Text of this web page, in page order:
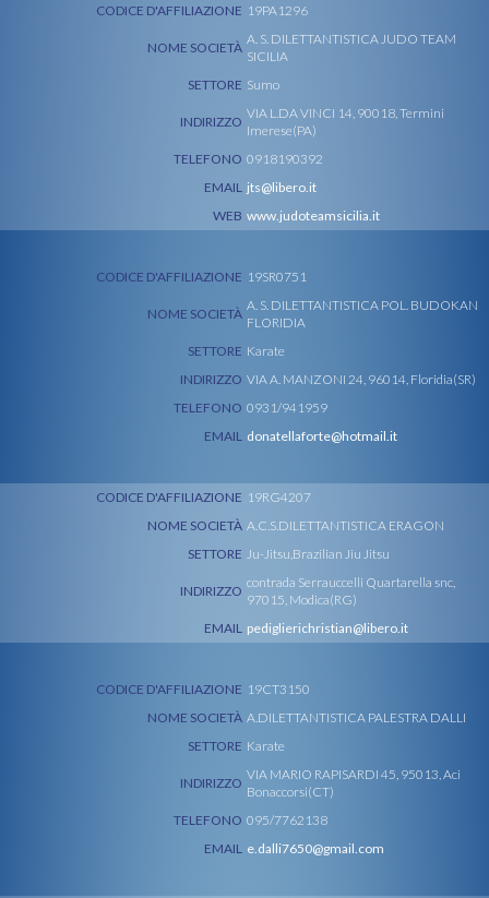
CODICE D'AFFILIAZIONE 19PA1296
NOME SOCIETÀ
A. S. DILETTANTISTICA JUDO TEAM
SICILIA
SETTORE Sumo
INDIRIZZO
VIA L.DA VINCI 14, 90018, Termini
Imerese(PA)
TELEFONO 0918190392
EMAIL jts@libero.it
WEB www.judoteamsicilia.it
CODICE D'AFFILIAZIONE 19SR0751
NOME SOCIETÀ
A. S. DILETTANTISTICA POL. BUDOKAN
FLORIDIA
SETTORE Karate
INDIRIZZO VIA A. MANZONI 24, 96014, Floridia(SR)
TELEFONO 0931/941959
EMAIL donatellaforte@hotmail.it
CODICE D'AFFILIAZIONE 19RG4207
NOME SOCIETÀ A.C.S.DILETTANTISTICA ERAGON
SETTORE Ju-Jitsu,Brazilian Jiu Jitsu
INDIRIZZO
contrada Serrauccelli Quartarella snc,
97015, Modica(RG)
EMAIL pediglierichristian@libero.it
CODICE D'AFFILIAZIONE 19CT3150
NOME SOCIETÀ A.DILETTANTISTICA PALESTRA DALLI
SETTORE Karate
INDIRIZZO
VIA MARIO RAPISARDI 45, 95013, Aci
Bonaccorsi(CT)
TELEFONO 095/7762138
EMAIL e.dalli7650@gmail.com